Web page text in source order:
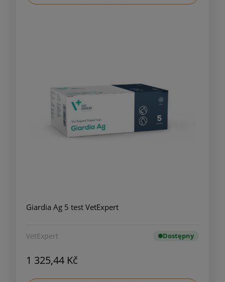
Giardia Ag 5 test VetExpert
VetExpert Dostępny
1 325,44 Kč